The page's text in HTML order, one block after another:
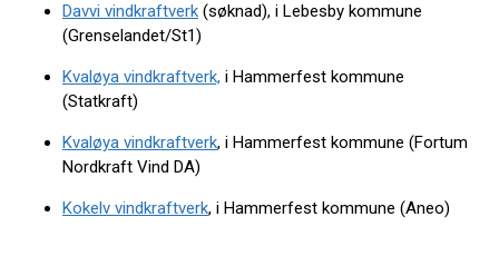
Davvi vindkraftverk (søknad), i Lebesby kommune
(Grenselandet/St1)
Kvaløya vindkraftverk, i Hammerfest kommune
(Statkraft)
Kvaløya vindkraftverk, i Hammerfest kommune (Fortum
Nordkraft Vind DA)
Kokelv vindkraftverk, i Hammerfest kommune (Aneo)